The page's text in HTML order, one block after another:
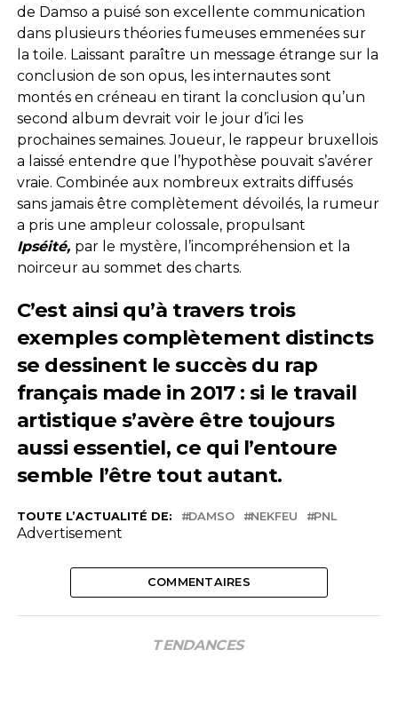
de Damso a puisé son excellente communication
dans plusieurs théories fumeuses emmenées sur
la toile. Laissant paraître un message étrange sur la
conclusion de son opus, les internautes sont
montés en créneau en tirant la conclusion qu’un
second album devrait voir le jour d’ici les
prochaines semaines. Joueur, le rappeur bruxellois
a laissé entendre que l’hypothèse pouvait s’avérer
vraie. Combinée aux nombreux extraits diffusés
sans jamais être complètement dévoilés, la rumeur
a pris une ampleur colossale, propulsant
Ipséité, par le mystère, l’incompréhension et la
noirceur au sommet des charts.
C’est ainsi qu’à travers trois
exemples complètement distincts
se dessinent le succès du rap
français made in 2017 : si le travail
artistique s’avère être toujours
aussi essentiel, ce qui l’entoure
semble l’être tout autant.
TOUTE L’ACTUALITÉ DE: DAMSO NEKFEU PNL
Advertisement
COMMENTAIRES
TENDANCES